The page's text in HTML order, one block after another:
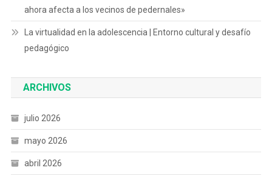
ahora afecta a los vecinos de pedernales»
La virtualidad en la adolescencia | Entorno cultural y desafío
pedagógico
ARCHIVOS
julio 2026
mayo 2026
abril 2026